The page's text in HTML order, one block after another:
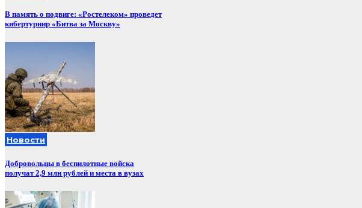
В память о подвиге: «Ростелеком» проведет
кибертурнир «Битва за Москву»
Новости
Добровольцы в беспилотные войска
получат 2,9 млн рублей и места в вузах